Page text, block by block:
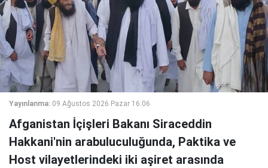
Yayınlanma: 09 Ağustos 2026 Pazar 16:06
Afganistan İçişleri Bakanı Siraceddin
Hakkani'nin arabuluculuğunda, Paktika ve
Host vilayetlerindeki iki aşiret arasında